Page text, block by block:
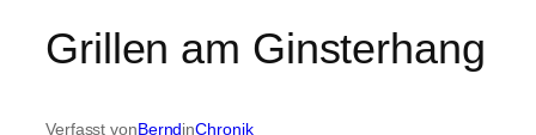
Grillen am Ginsterhang
Verfasst vonBerndinChronik